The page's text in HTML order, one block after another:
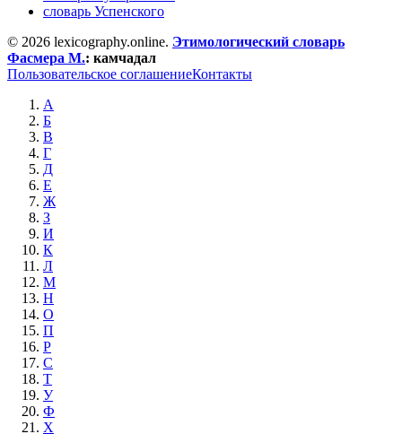
словарь Успенского
© 2026 lexicography.online. Этимологический словарь
Фасмера М.: камчадал
Пользовательское соглашениеКонтакты
А
Б
В
Г
Д
Е
Ж
З
И
К
Л
М
Н
О
П
Р
С
Т
У
Ф
Х